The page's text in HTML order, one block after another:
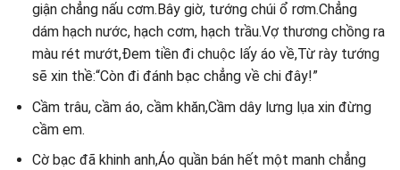
giận chẳng nấu cơm.Bây giờ, tướng chúi ổ rơm.Chẳng
dám hạch nước, hạch cơm, hạch trầu.Vợ thương chồng ra
màu rét mướt,Đem tiền đi chuộc lấy áo về,Từ rày tướng
sẽ xin thề:“Còn đi đánh bạc chẳng về chi đây!”
Cầm trâu, cầm áo, cầm khăn,Cầm dây lưng lụa xin đừng
cầm em.
Cờ bạc đã khinh anh,Áo quần bán hết một manh chẳng